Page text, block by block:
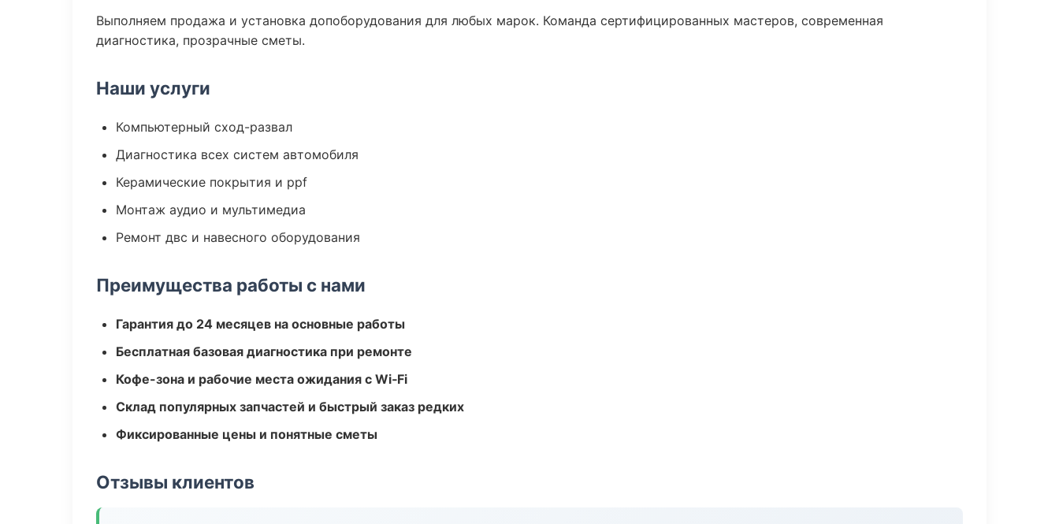
Выполняем продажа и установка допоборудования для любых марок. Команда сертифицированных мастеров, современная
диагностика, прозрачные сметы.
Наши услуги
Компьютерный сход-развал
Диагностика всех систем автомобиля
Керамические покрытия и ppf
Монтаж аудио и мультимедиа
Ремонт двс и навесного оборудования
Преимущества работы с нами
Гарантия до 24 месяцев на основные работы
Бесплатная базовая диагностика при ремонте
Кофе-зона и рабочие места ожидания с Wi‑Fi
Склад популярных запчастей и быстрый заказ редких
Фиксированные цены и понятные сметы
Отзывы клиентов